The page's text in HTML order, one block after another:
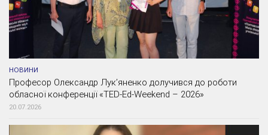
НОВИНИ
Професор Олександр Лук’яненко долучився до роботи
обласної конференції «TED-Ed-Weekend – 2026»
20.07.2026